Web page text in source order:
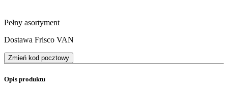
Pełny asortyment
Dostawa Frisco VAN
Zmień kod pocztowy
Opis produktu